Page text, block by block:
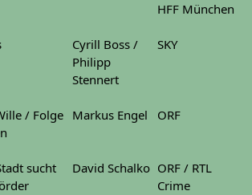
HFF München
Cyrill Boss /
Philipp
Stennert
SKY
/ Folge Markus Engel ORF
sucht
David Schalko ORF / RTL
Crime